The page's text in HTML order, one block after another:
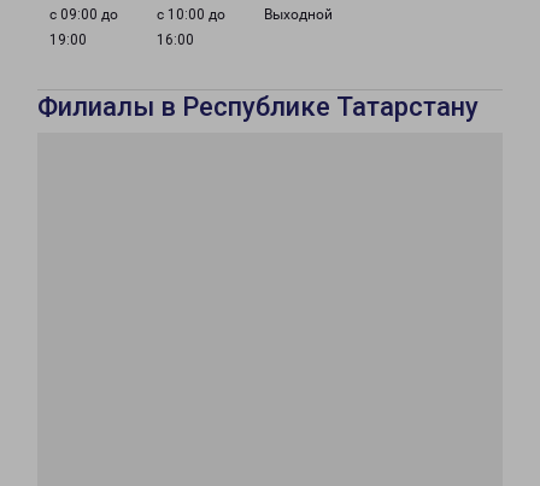
с 09:00 до
19:00
с 10:00 до
16:00
Выходной
Филиалы в Республике Татарстану